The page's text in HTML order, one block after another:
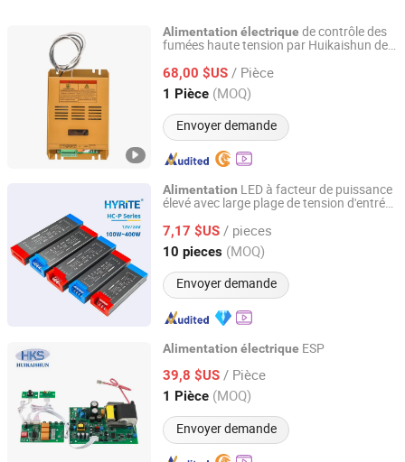
sauvegarde
d'alimentation continue
fiable UPS 1000
Lrs-200-24 110V 220V
Alimentation à Mode de
200W 24V pour Bande
LED
Meanwell Lrs
75W 100W
Alimentation électrique de contrôle des
fumées haute tension par Huikaishun de
68,00 $US / Pièce
1 Pièce (MOQ)
Envoyer demande
Nanjing Huikaishun Electronic Technology Co., Ltd.
Jiangsu, China Depuis 2025
Alimentation LED à facteur de puissance
élevé avec large plage de tension d'entrée
industrielle pour driver de bandes LED
12V 24V
7,17 $US / pieces
10 pieces (MOQ)
Envoyer demande
Hyrite Lighting Co.
Guangdong, China Depuis 2014
Alimentation électrique ESP
39,8 $US / Pièce
1 Pièce (MOQ)
Envoyer demande
Nanjing Huikaishun Electronic Technology Co., Ltd.
Jiangsu, China Depuis 2025